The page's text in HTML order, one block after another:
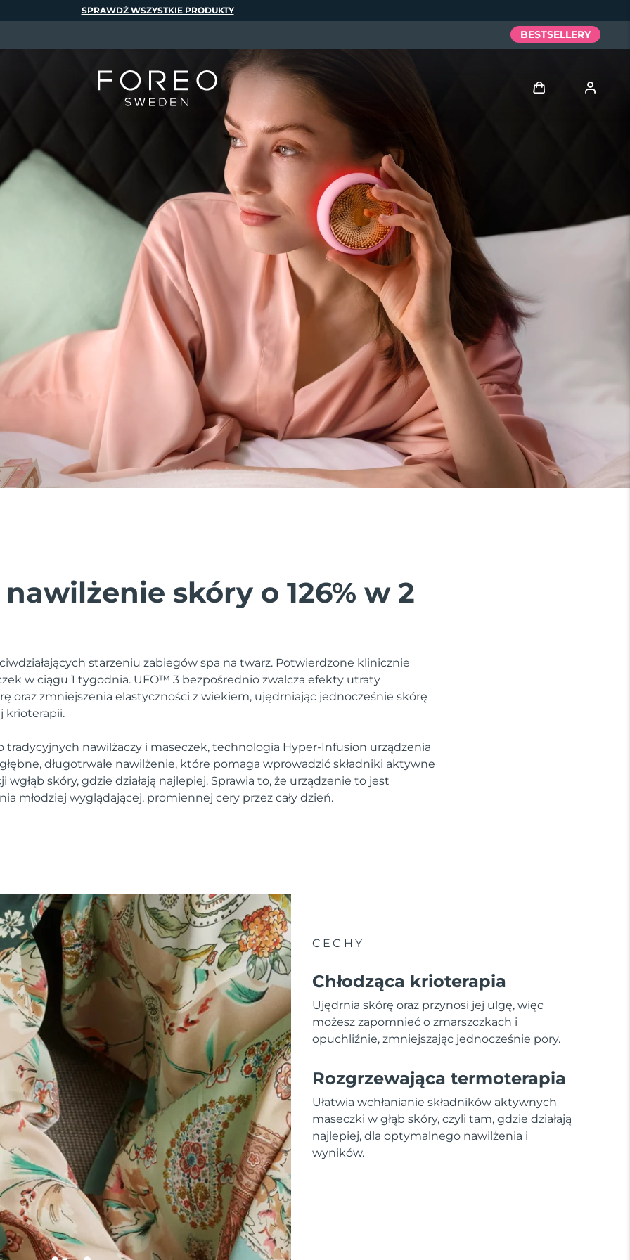
skóry o 126% w 2
starzeniu zabiegów spa na twarz. Potwierdzone klinicznie
w ciągu 1 tygodnia. UFO™ 3 bezpośrednio zwalcza efekty utraty
oraz zmniejszenia elastyczności z wiekiem, ujędrniając jednocześnie skórę
krioterapii.
nawilżaczy i maseczek, technologia Hyper-Infusion urządzenia
długotrwałe nawilżenie, które pomaga wprowadzić składniki aktywne
skóry, gdzie działają najlepiej. Sprawia to, że urządzenie to jest
młodziej wyglądającej, promiennej cery przez cały dzień.
CECHY
Chłodząca krioterapia
Ujędrnia skórę oraz przynosi jej ulgę, więc
możesz zapomnieć o zmarszczkach i
opuchliźnie, zmniejszając jednocześnie pory.
Rozgrzewająca termoterapia
Ułatwia wchłanianie składników aktywnych
maseczki w głąb skóry, czyli tam, gdzie działają
najlepiej, dla optymalnego nawilżenia i
wyników.
SPRAWDŹ WSZYSTKIE PRODUKTY
BESTSELLERY
Moje zamówienia
Moje subskrypcje